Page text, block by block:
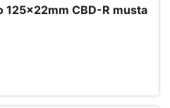
125x22mm CBD-R musta